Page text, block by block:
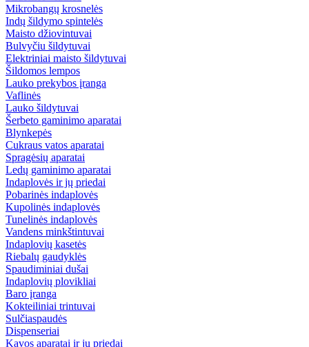
Mikrobangų krosnelės
Indų šildymo spintelės
Maisto džiovintuvai
Bulvyčiu šildytuvai
Elektriniai maisto šildytuvai
Šildomos lempos
Lauko prekybos įranga
Vaflinės
Lauko šildytuvai
Šerbeto gaminimo aparatai
Blynkepės
Cukraus vatos aparatai
Spragėsių aparatai
Ledų gaminimo aparatai
Indaplovės ir jų priedai
Pobarinės indaplovės
Kupolinės indaplovės
Tunelinės indaplovės
Vandens minkštintuvai
Indaplovių kasetės
Riebalų gaudyklės
Spaudiminiai dušai
Indaplovių plovikliai
Baro įranga
Kokteiliniai trintuvai
Sulčiaspaudės
Dispenseriai
Kavos aparatai ir jų priedai